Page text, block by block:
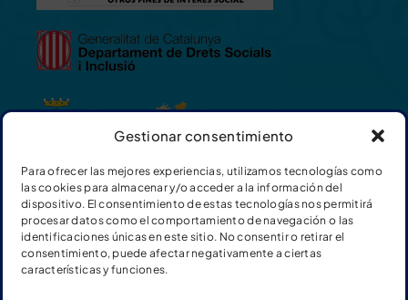
Gestionar consentimiento
Para ofrecer las mejores experiencias, utilizamos tecnologías como
las cookies para almacenar y/o acceder a la información del
dispositivo. El consentimiento de estas tecnologías nos permitirá
procesar datos como el comportamiento de navegación o las
identificaciones únicas en este sitio. No consentir o retirar el
consentimiento, puede afectar negativamente a ciertas
características y funciones.